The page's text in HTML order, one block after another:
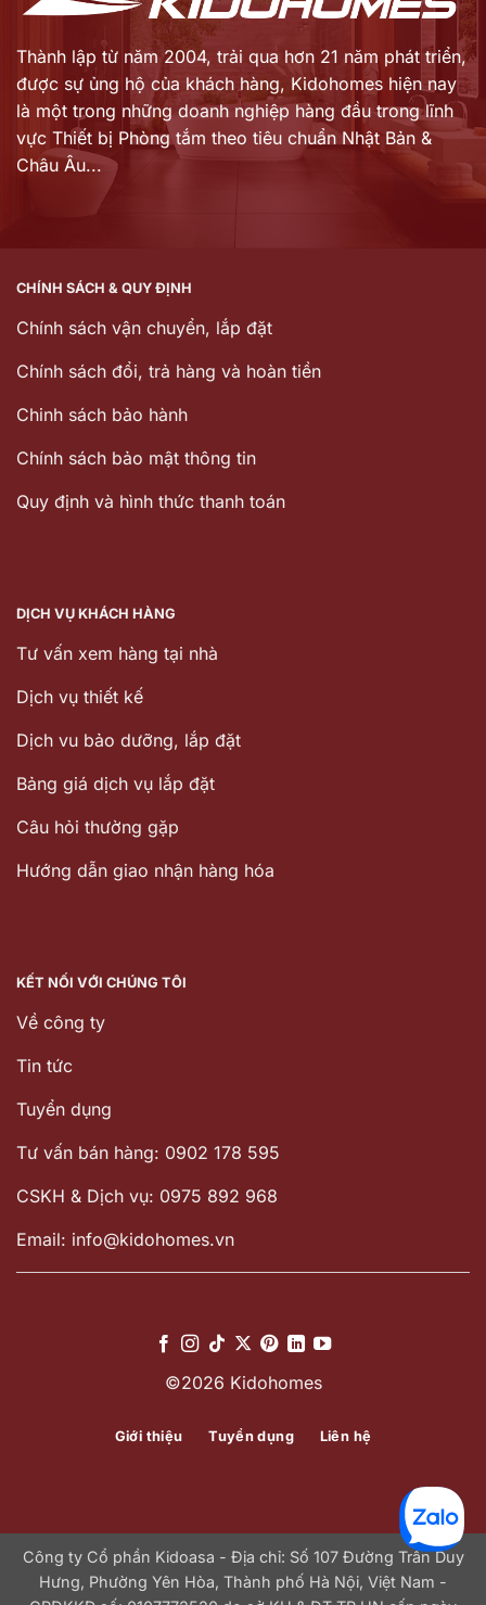
Thành lập từ năm 2004, trải qua hơn 21 năm phát triển,
được sự ủng hộ của khách hàng, Kidohomes hiện nay
là một trong những doanh nghiệp hàng đầu trong lĩnh
vực Thiết bị Phòng tắm theo tiêu chuẩn Nhật Bản &
Châu Âu...
CHÍNH SÁCH & QUY ĐỊNH
Chính sách vận chuyển, lắp đặt
Chính sách đổi, trả hàng và hoàn tiền
Chinh sách bảo hành
Chính sách bảo mật thông tin
Quy định và hình thức thanh toán
DỊCH VỤ KHÁCH HÀNG
Tư vấn xem hàng tại nhà
Dịch vụ thiết kế
Dịch vu bảo dưỡng, lắp đặt
Bảng giá dịch vụ lắp đặt
Câu hỏi thường gặp
Hướng dẫn giao nhận hàng hóa
KẾT NỐI VỚI CHÚNG TÔI
Về công ty
Tin tức
Tuyển dụng
Tư vấn bán hàng: 0902 178 595
CSKH & Dịch vụ: 0975 892 968
Email: info@kidohomes.vn
©2026 Kidohomes
Giới thiệu Tuyển dụng Liên hệ
Công ty Cổ phần Kidoasa - Địa chỉ: Số 107 Đường Trần Duy
Hưng, Phường Yên Hòa, Thành phố Hà Nội, Việt Nam -